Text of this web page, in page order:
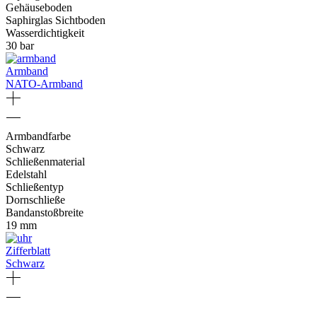
Gehäuseboden
Saphirglas Sichtboden
Wasserdichtigkeit
30 bar
Armband
NATO-Armband
Armbandfarbe
Schwarz
Schließenmaterial
Edelstahl
Schließentyp
Dornschließe
Bandanstoßbreite
19 mm
Zifferblatt
Schwarz